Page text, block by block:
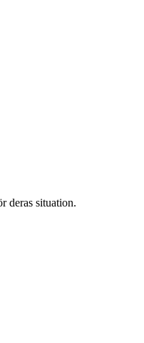
deras situation.